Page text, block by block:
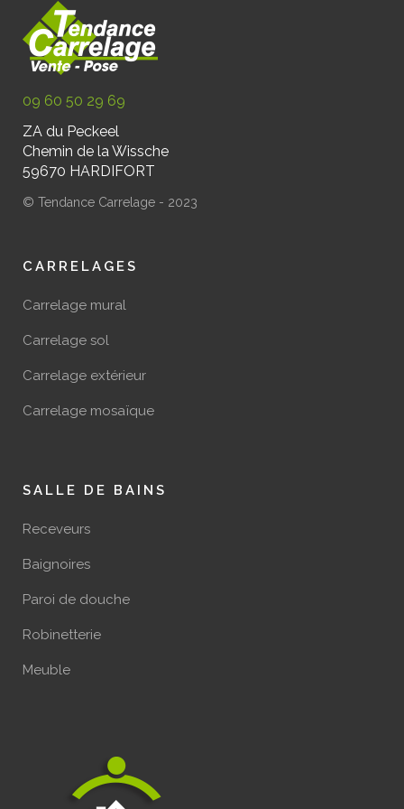
09 60 50 29 69
ZA du Peckeel
Chemin de la Wissche
59670 HARDIFORT
© Tendance Carrelage - 2023
CARRELAGES
Carrelage mural
Carrelage sol
Carrelage extérieur
Carrelage mosaïque
SALLE DE BAINS
Receveurs
Baignoires
Paroi de douche
Robinetterie
Meuble